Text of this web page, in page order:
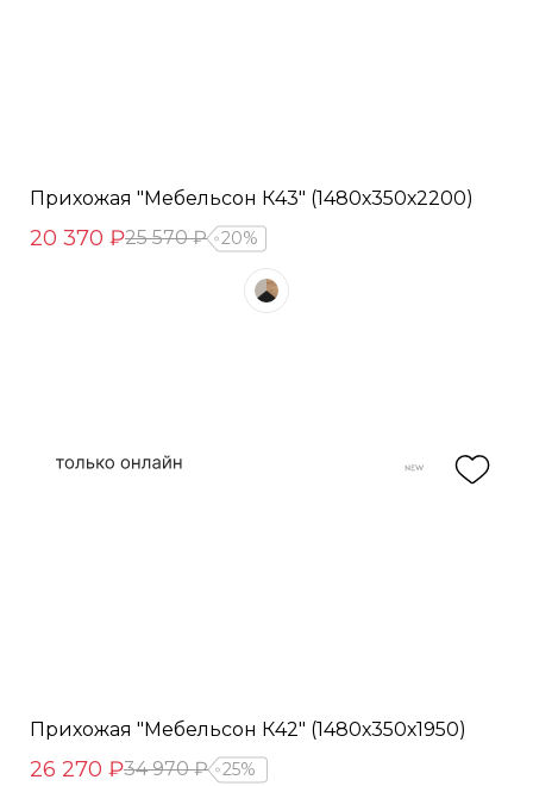
Прихожая "Мебельсон К43" (1480х350х2200)
20 370 ₽25 570 ₽ 20%
Прихожая "Мебельсон К42" (1480х350х1950)
26 270 ₽34 970 ₽ 25%